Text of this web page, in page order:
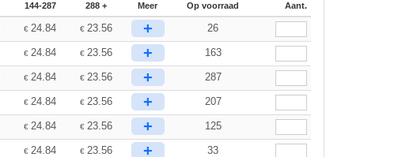
144-287 288 + Meer Op voorraad Aant.
€24.84 €23.56 + 26
€24.84 €23.56 + 163
€24.84 €23.56 + 287
€24.84 €23.56 + 207
€24.84 €23.56 + 125
€24.84 €23.56 + 33